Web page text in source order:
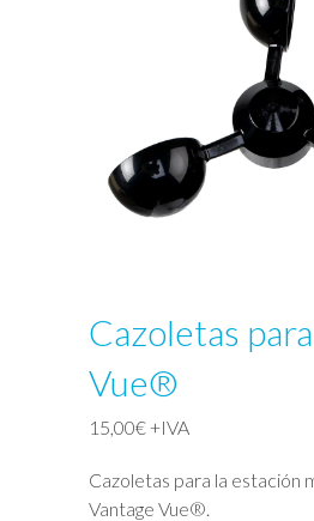
Cazoletas
Vue®
15,00€+IVA
Cazoletas para la estación
Vantage Vue®.